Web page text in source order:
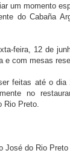
um momento
do Cabaña
feira, 12 de
e com mesas
feitas até o dia
no
Rio Preto.
José do Rio Preto